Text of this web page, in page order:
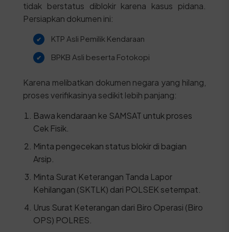
tidak berstatus diblokir karena kasus pidana.
Persiapkan dokumen ini:
KTP Asli Pemilik Kendaraan
BPKB Asli beserta Fotokopi
Karena melibatkan dokumen negara yang hilang,
proses verifikasinya sedikit lebih panjang:
Bawa kendaraan ke SAMSAT untuk proses
Cek Fisik.
Minta pengecekan status blokir di bagian
Arsip.
Minta Surat Keterangan Tanda Lapor
Kehilangan (SKTLK) dari POLSEK setempat.
Urus Surat Keterangan dari Biro Operasi (Biro
OPS) POLRES.